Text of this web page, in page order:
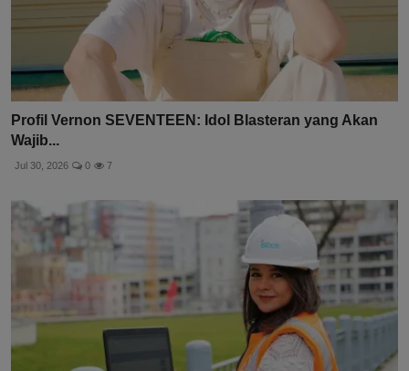
Profil Vernon SEVENTEEN: Idol Blasteran yang Akan
Wajib...
Jul 30, 2026 0 7